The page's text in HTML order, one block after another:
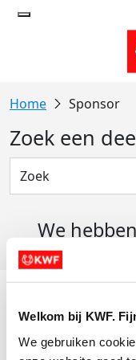
Welkom bij KWF.
We gebruiken
Sponsor
Zoek een
We
Actiematerialen
Evenementen